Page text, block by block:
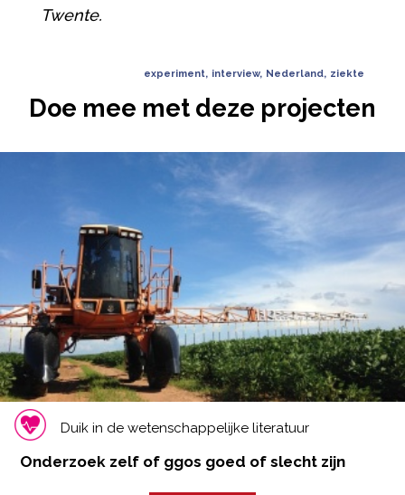
Twente.
experiment, interview, Nederland, ziekte
Doe mee met deze projecten
Duik in de wetenschappelijke literatuur
Onderzoek zelf of ggos goed of slecht zijn